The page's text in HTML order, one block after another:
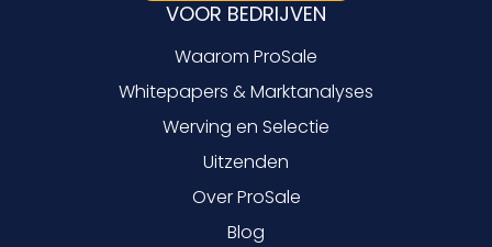
VOOR BEDRIJVEN
Waarom ProSale
Whitepapers & Marktanalyses
Werving en Selectie
Uitzenden
Over ProSale
Blog